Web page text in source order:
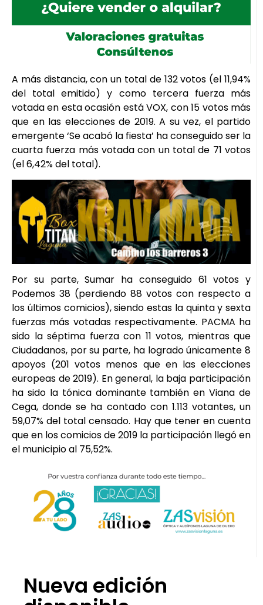
A más distancia, con un total de 132 votos (el 11,94%
del total emitido) y como tercera fuerza más
votada en esta ocasión está VOX, con 15 votos más
que en las elecciones de 2019. A su vez, el partido
emergente ‘Se acabó la fiesta’ ha conseguido ser la
cuarta fuerza más votada con un total de 71 votos
(el 6,42% del total).
Por su parte, Sumar ha conseguido 61 votos y
Podemos 38 (perdiendo 88 votos con respecto a
los últimos comicios), siendo estas la quinta y sexta
fuerzas más votadas respectivamente. PACMA ha
sido la séptima fuerza con 11 votos, mientras que
Ciudadanos, por su parte, ha logrado únicamente 8
apoyos (201 votos menos que en las elecciones
europeas de 2019). En general, la baja participación
ha sido la tónica dominante también en Viana de
Cega, donde se ha contado con 1.113 votantes, un
59,07% del total censado. Hay que tener en cuenta
que en los comicios de 2019 la participación llegó en
el municipio al 75,52%.
Nueva edición